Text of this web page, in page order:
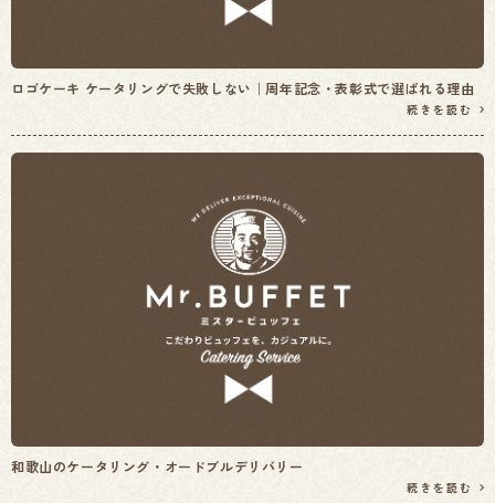
ロゴケーキ ケータリングで失敗しない｜周年記念・表彰式で選ばれる理由
続きを読む
和歌山のケータリング・オードブルデリバリー
続きを読む